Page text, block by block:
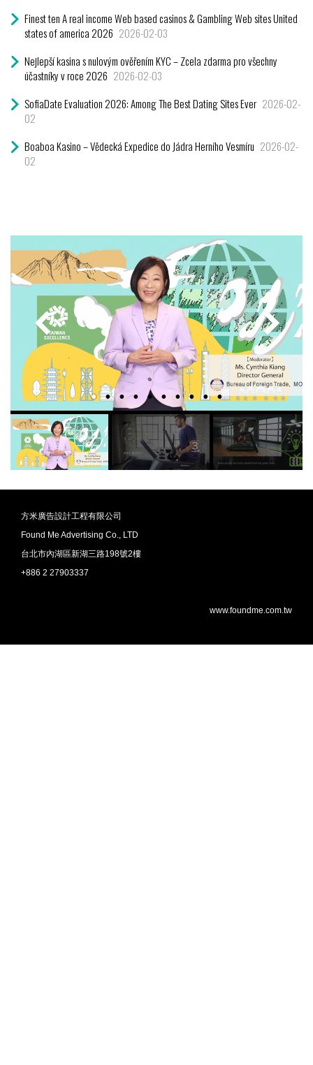
Finest ten A real income Web based casinos & Gambling Web sites United
states of america 2026 2026-02-03
Nejlepší kasina s nulovým ověřením KYC – Zcela zdarma pro všechny
účastníky v roce 2026 2026-02-03
SofiaDate Evaluation 2026: Among The Best Dating Sites Ever 2026-02-
02
Boaboa Kasino – Vědecká Expedice do Jádra Herního Vesmíru 2026-02-
02
方米廣告設計工程有限公司
Found Me Advertising Co., LTD
台北市內湖區新湖三路198號2樓
+886 2 27903337
www.foundme.com.tw